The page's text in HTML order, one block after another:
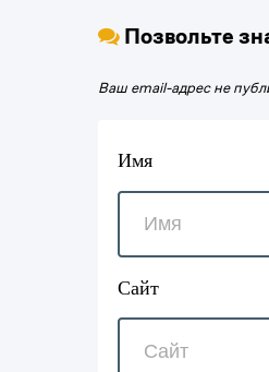
Позвольте
Ваш email-адрес не
Имя
Сайт